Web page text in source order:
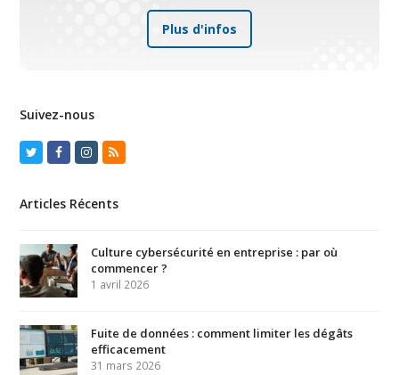
Plus d'infos
Suivez-nous
TwitterFacebook
Instagram
RSS
Articles Récents
Culture cybersécurité en entreprise : par où
commencer ?
1 avril 2026
Fuite de données : comment limiter les dégâts
efficacement
31 mars 2026